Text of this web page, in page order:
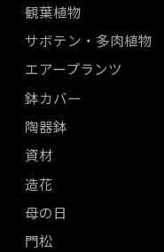
観葉植物
サボテン・多肉植物
エアープランツ
鉢カバー
陶器鉢
資材
造花
母の日
門松